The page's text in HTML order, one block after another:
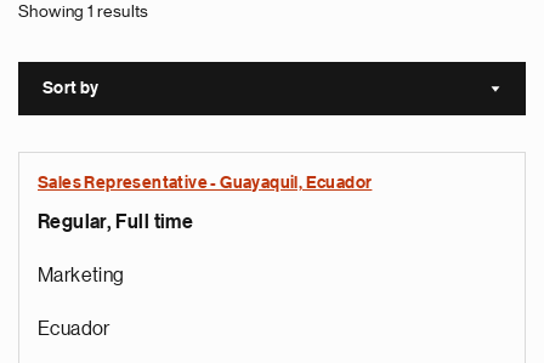
Showing 1 results
Sort by Sort
Sales Representative - Guayaquil, Ecuador
Regular, Full time
Marketing
Ecuador